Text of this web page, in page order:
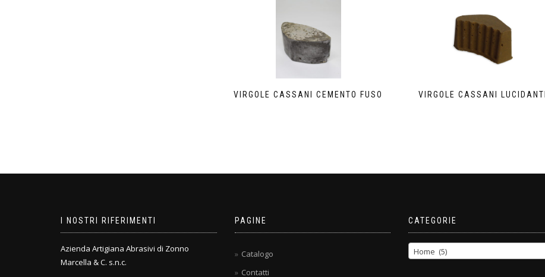
VIRGOLE CASSANI CEMENTO FUSO VIRGOLE CASSANI LUCIDANTI
I NOSTRI RIFERIMENTI
Azienda Artigiana Abrasivi di Zonno
Marcella & C. s.n.c.
PAGINE
Catalogo
Contatti
CATEGORIE
Home (5)